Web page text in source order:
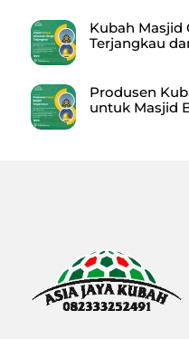
Kubah Masjid
Terjangkau
Produsen
untuk Masjid